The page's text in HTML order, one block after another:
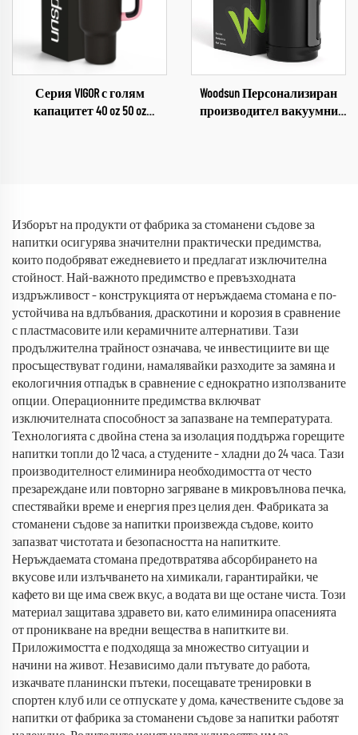
Серия VIGOR с голям
капацитет 40 oz 50 oz
Woodsun Персонализиран
производител вакуумни
Изборът на продукти от фабрика за стоманени съдове за
напитки осигурява значителни практически предимства,
които подобряват ежедневието и предлагат изключителна
стойност. Най-важното предимство е превъзходната
издръжливост – конструкцията от неръждаема стомана е по-
устойчива на вдлъбвания, драскотини и корозия в сравнение
с пластмасовите или керамичните алтернативи. Тази
продължителна трайност означава, че инвестициите ви ще
просъществуват години, намалявайки разходите за замяна и
екологичния отпадък в сравнение с еднократно използваните
опции. Операционните предимства включват
изключителната способност за запазване на температурата.
Технологията с двойна стена за изолация поддържа горещите
напитки топли до 12 часа, а студените – хладни до 24 часа. Тази
производителност елиминира необходимостта от често
презареждане или повторно загряване в микровълнова печка,
спестявайки време и енергия през целия ден. Фабриката за
стоманени съдове за напитки произвежда съдове, които
запазват чистотата и безопасността на напитките.
Неръждаемата стомана предотвратява абсорбирането на
вкусове или излъчването на химикали, гарантирайки, че
кафето ви ще има свеж вкус, а водата ви ще остане чиста. Този
материал защитава здравето ви, като елиминира опасенията
от проникване на вредни вещества в напитките ви.
Приложимостта е подходяща за множество ситуации и
начини на живот. Независимо дали пътувате до работа,
изкачвате планински пътеки, посещавате тренировки в
спортен клуб или се отпускате у дома, качествените съдове за
напитки от фабрика за стоманени съдове за напитки работят